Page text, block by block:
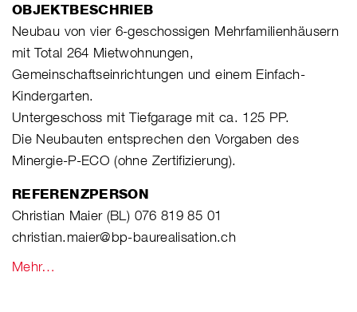
OBJEKTBESCHRIEB
Neubau von vier 6-geschossigen Mehrfamilienhäusern
mit Total 264 Mietwohnungen,
Gemeinschaftseinrichtungen und einem Einfach-
Kindergarten.
Untergeschoss mit Tiefgarage mit ca. 125 PP.
Die Neubauten entsprechen den Vorgaben des
Minergie-P-ECO (ohne Zertifizierung).
REFERENZPERSON
Christian Maier (BL) 076 819 85 01
christian.maier@bp-baurealisation.ch
Mehr…